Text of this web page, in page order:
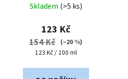
hodnocení
produktu
je
5,0
5
Skladem (>5 ks)
123 Kč
154 Kč (–20 %)
Měrná
123 Kč / 100 ml